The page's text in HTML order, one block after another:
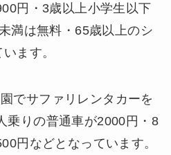
円・3歳以上小学生以下
満は無料・65歳以上のシ
ます。
でサファリレンタカーを
乗りの普通車が2000円・8
円などとなっています。